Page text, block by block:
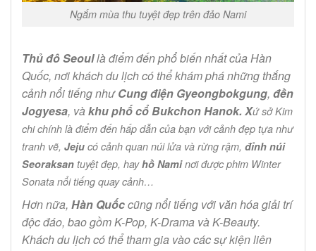
Ngắm mùa thu tuyệt đẹp trên đảo Nami
Thủ đô Seoullà điểm đến phổ biến nhất của Hàn
Quốc, nơi khách du lịch có thể khám phá những thắng
cảnh nổi tiếng nhưCung điện Gyeongbokgung, đền
Jogyesa, vàkhu phố cổ Bukchon Hanok. Xứ sở Kim
chi chính là điểm đến hấp dẫn của bạn với cảnh đẹp tựa như
tranh vẽ, Jeju có cảnh quan núi lửa và rừng rậm, đỉnh núi
Seoraksan tuyệt đẹp, hayhồ Naminơi được phim Winter
Sonata nổi tiếng quay cảnh…
Hơn nữa, Hàn Quốccũng nổi tiếng với văn hóa giải trí
độc đáo, bao gồm K-Pop, K-Drama và K-Beauty.
Khách du lịch có thể tham gia vào các sự kiện liên